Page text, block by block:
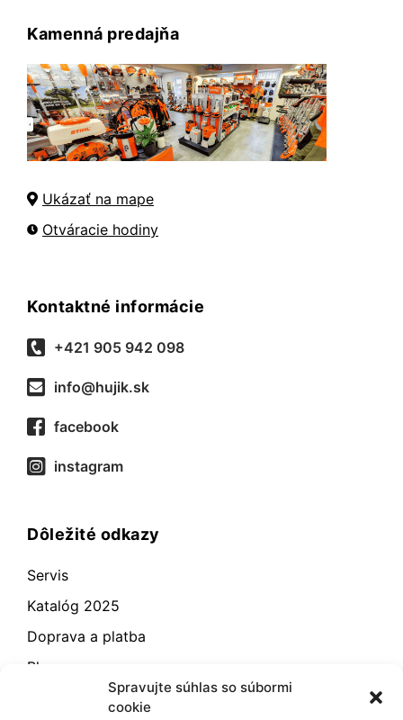
Spravujte súhlas so súbormi
cookie
Kamenná predajňa
Ukázať na mape
Otváracie hodiny
Kontaktné informácie
+421 905 942 098
info@hujik.sk
facebook
instagram
Dôležité odkazy
Servis
Katalóg 2025
Doprava a platba
Blog